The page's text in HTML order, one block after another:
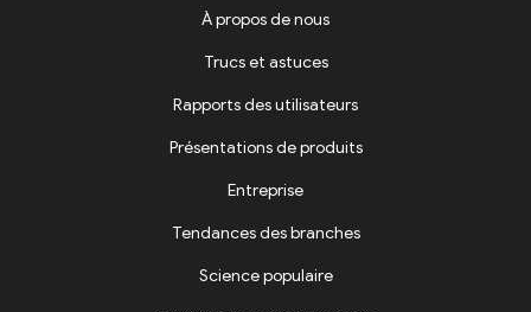
À propos de nous
Trucs et astuces
Rapports des utilisateurs
Présentations de produits
Entreprise
Tendances des branches
Science populaire